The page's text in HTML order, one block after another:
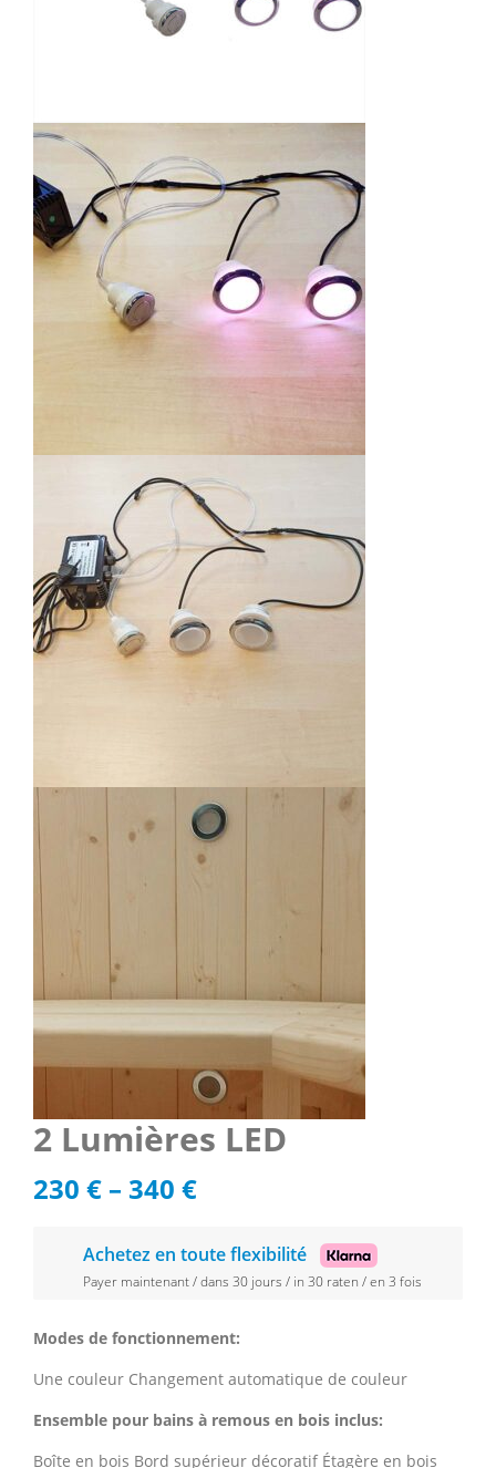
2 Lumières LED
230 € – 340 €
Achetez en toute flexibilité
Payer maintenant / dans 30 jours / in 30 raten / en 3 fois
Modes de fonctionnement:
Une couleur Changement automatique de couleur
Ensemble pour bains à remous en bois inclus:
Boîte en bois Bord supérieur décoratif Étagère en bois